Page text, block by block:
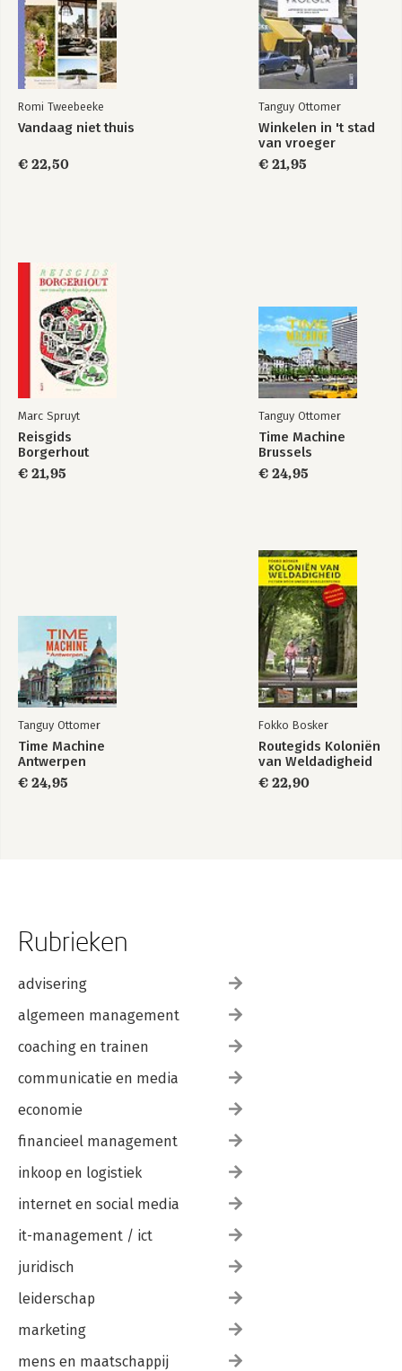
Romi Tweebeeke
Vandaag niet thuis
€ 22,50
Tanguy Ottomer
Winkelen in 't stad
van vroeger
€ 21,95
Marc Spruyt
Reisgids
Borgerhout
€ 21,95
Tanguy Ottomer
Time Machine
Brussels
€ 24,95
Tanguy Ottomer
Time Machine
Antwerpen
€ 24,95
Fokko Bosker
Routegids Koloniën
van Weldadigheid
€ 22,90
Rubrieken
advisering
algemeen management
coaching en trainen
communicatie en media
economie
financieel management
inkoop en logistiek
internet en social media
it-management / ict
juridisch
leiderschap
marketing
mens en maatschappij